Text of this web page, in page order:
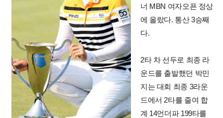
너 MBN 여자오픈 정상
에 올랐다. 통산 3승째
다.
2타 차 선두로 최종 라
운드를 출발했던 박민
지는 대회 최종 3라운
드에서 2타를 줄여 합
계 14언더파 199타를